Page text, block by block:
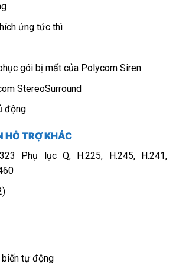
ứng tức thì
gói bị mất của Polycom Siren
StereoSurround
động
HỖ TRỢ KHÁC
Phụ lục Q, H.225, H.245, H.241,
biến tự động